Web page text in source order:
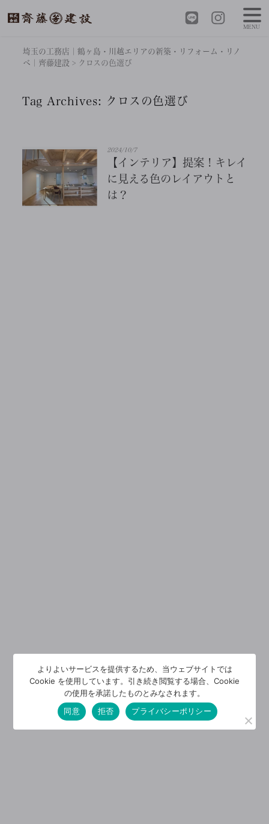
埼玉の工務店｜鶴ヶ島・川越エリアの新築・リフォーム・リノ
ベ｜齊藤建設 > クロスの色選び
Tag Archives: クロスの色選び
2024/10/7
【インテリア】提案！キレイ
に見える色のレイアウトと
は？
MENU
よりよいサービスを提供するため、当ウェブサイトでは
Cookie を使用しています。引き続き閲覧する場合、Cookie
の使用を承諾したものとみなされます。
同意
拒否 プライバシーポリシー